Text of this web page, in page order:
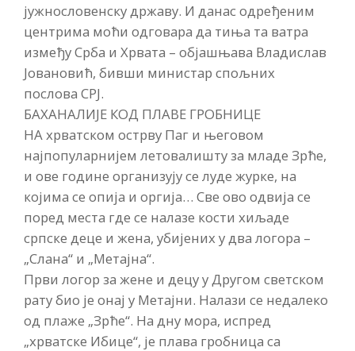
јужнословенску државу. И данас одређеним
центрима моћи одговара да тиња та ватра
између Срба и Хрвата – објашњава Владислав
Јовановић, бивши министар спољних
послова СРЈ.
БАХАНАЛИЈЕ КОД ПЛАВЕ ГРОБНИЦЕ
НА хрватском острву Паг и његовом
најпопуларнијем летовалишту за младе Зрће,
и ове године организују се луде журке, на
којима се опија и оргија… Све ово одвија се
поред места где се налазе кости хиљаде
српске деце и жена, убијених у два логора –
„Слана“ и „Метајна“.
Први логор за жене и децу у Другом светском
рату био је онај у Метајни. Налази се недалеко
од плаже „Зрће“. На дну мора, испред
„хрватске Ибице“, је плава гробница са